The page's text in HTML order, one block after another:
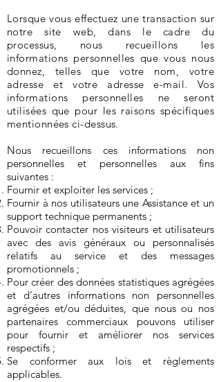
Lorsque vous effectuez une transaction sur
notre site web, dans le cadre du
processus, nous recueillons les
informations personnelles que vous nous
donnez, telles que votre nom, votre
adresse et votre adresse e-mail. Vos
informations personnelles ne seront
utilisées que pour les raisons spécifiques
mentionnées ci-dessus.
Nous recueillons ces informations non
personnelles et personnelles aux fins
suivantes :
Fournir et exploiter les services ;
Fournir à nos utilisateurs une Assistance et un
support technique permanents ;
Pouvoir contacter nos visiteurs et utilisateurs
avec des avis généraux ou personnalisés
relatifs au service et des messages
promotionnels ;
Pour créer des données statistiques agrégées
et d'autres informations non personnelles
agrégées et/ou déduites, que nous ou nos
partenaires commerciaux pouvons utiliser
pour fournir et améliorer nos services
respectifs ;
Se conformer aux lois et règlements
applicables.